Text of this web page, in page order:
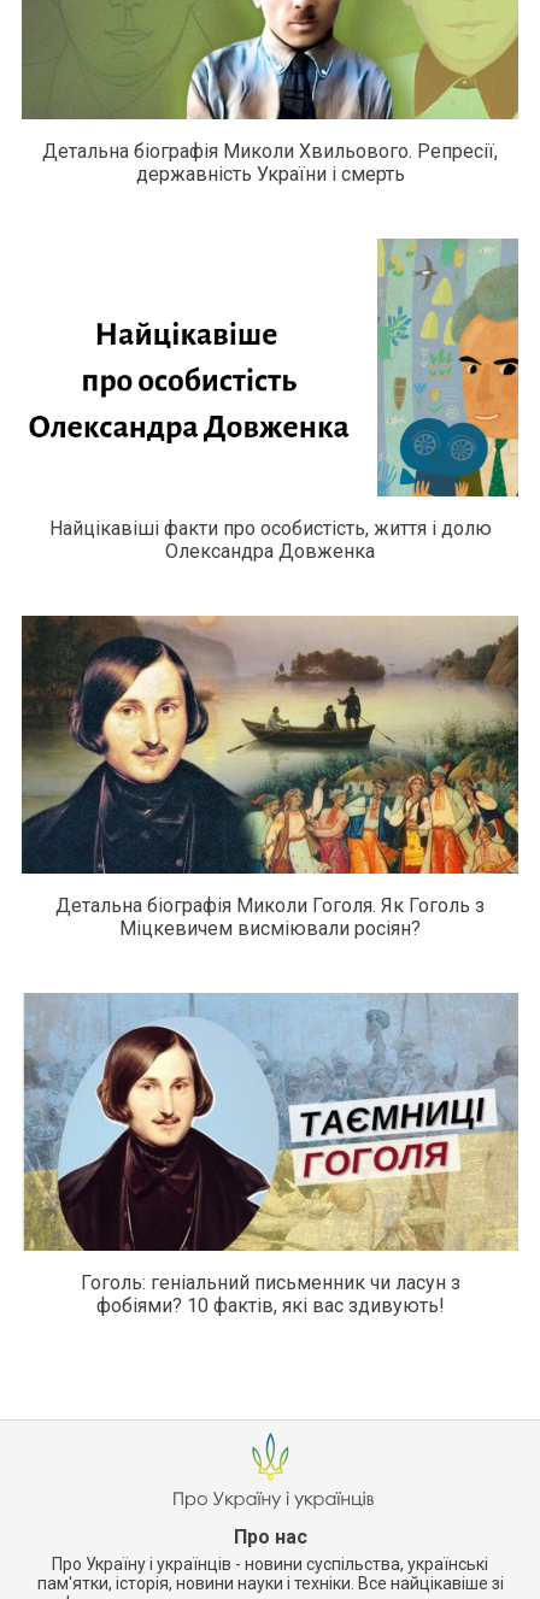
Детальна біографія Миколи Хвильового. Репресії,
державність України і смерть
Найцікавіші факти про особистість, життя і долю
Олександра Довженка
Детальна біографія Миколи Гоголя. Як Гоголь з
Міцкевичем висміювали росіян?
Гоголь: геніальний письменник чи ласун з
фобіями? 10 фактів, які вас здивують!
Про нас
Про Україну і українців - новини суспільства, українські
пам'ятки, історія, новини науки і техніки. Все найцікавіше зі